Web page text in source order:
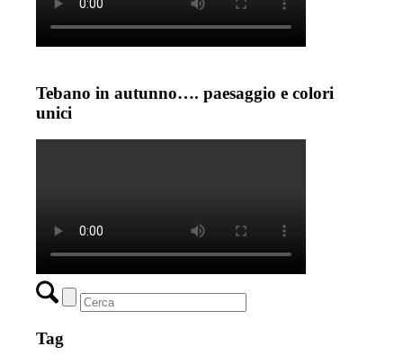
Tebano in autunno…. paesaggio e colori
unici
Tag